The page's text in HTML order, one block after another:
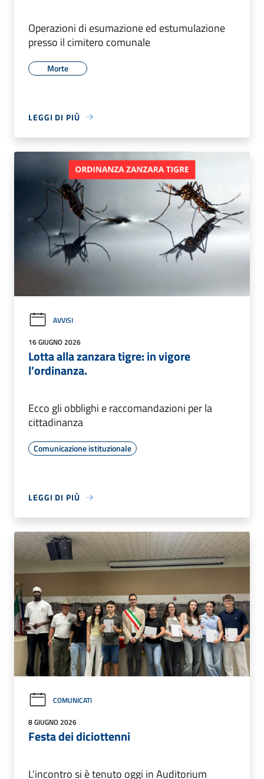
Operazioni di esumazione ed estumulazione
presso il cimitero comunale
Morte
LEGGI DI PIÙ
AVVISI
16 GIUGNO 2026
Lotta alla zanzara tigre: in vigore
l’ordinanza.
Ecco gli obblighi e raccomandazioni per la
cittadinanza
Comunicazione istituzionale
LEGGI DI PIÙ
COMUNICATI
8 GIUGNO 2026
Festa dei diciottenni
L'incontro si è tenuto oggi in Auditorium